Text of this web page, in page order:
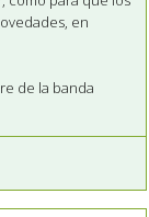
en
de la banda